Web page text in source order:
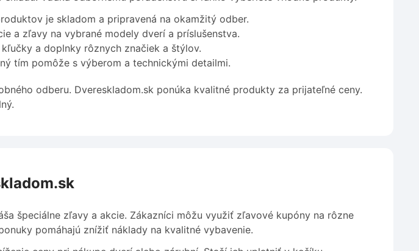
je skladom a pripravená na okamžitý odber.
a zľavy na vybrané modely dverí a príslušenstva.
kľučky a doplnky rôznych značiek a štýlov.
tím pomôže s výberom a technickými detailmi.
odberu. Dvereskladom.sk ponúka kvalitné produkty za prijateľné ceny.
špeciálne zľavy a akcie. Zákazníci môžu využiť zľavové kupóny na rôzne
pomáhajú znížiť náklady na kvalitné vybavenie.